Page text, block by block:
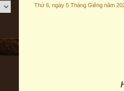
Thứ 6, ngày 5 Tháng Giêng năm